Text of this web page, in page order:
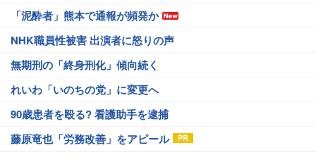
「泥酔者」熊本で通報が頻発か
NHK職員性被害 出演者に怒りの声
無期刑の「終身刑化」傾向続く
れいわ「いのちの党」に変更へ
90歳患者を殴る? 看護助手を逮捕
藤原竜也「労務改善」をアピール